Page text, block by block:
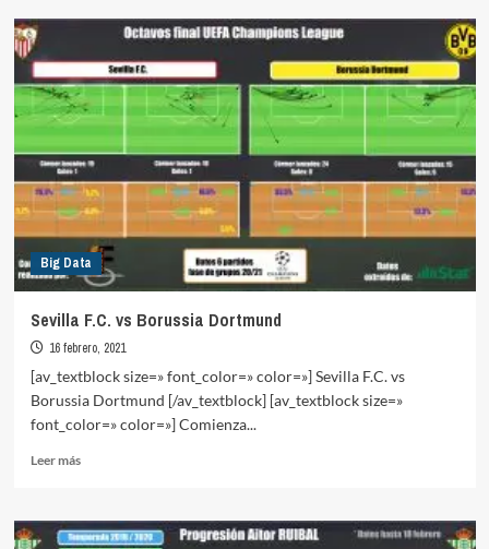
Entorno
competitivo
del
fútbol
español
en
europeas
Big Data
Sevilla F.C. vs Borussia Dortmund
16 febrero, 2021
[av_textblock size=» font_color=» color=»] Sevilla F.C. vs
Borussia Dortmund [/av_textblock] [av_textblock size=»
font_color=» color=»] Comienza...
Leer másLeer
Sevilla
F.C.